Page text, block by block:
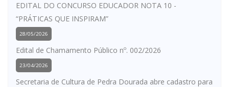
EDITAL DO CONCURSO EDUCADOR NOTA 10 -
“PRÁTICAS QUE INSPIRAM”
28/05/2026
Edital de Chamamento Público nº. 002/2026
23/04/2026
Secretaria de Cultura de Pedra Dourada abre cadastro para